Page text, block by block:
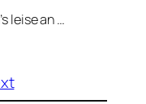
leise an …